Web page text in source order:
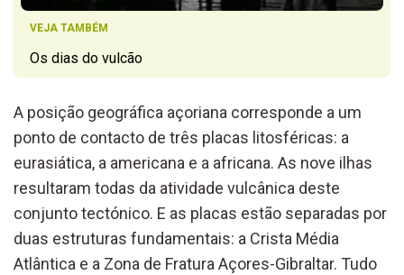
VEJA TAMBÉM
Os dias do vulcão
A posição geográfica açoriana corresponde a um
ponto de contacto de três placas litosféricas: a
eurasiática, a americana e a africana. As nove ilhas
resultaram todas da atividade vulcânica deste
conjunto tectónico. E as placas estão separadas por
duas estruturas fundamentais: a Crista Média
Atlântica e a Zona de Fratura Açores-Gibraltar. Tudo